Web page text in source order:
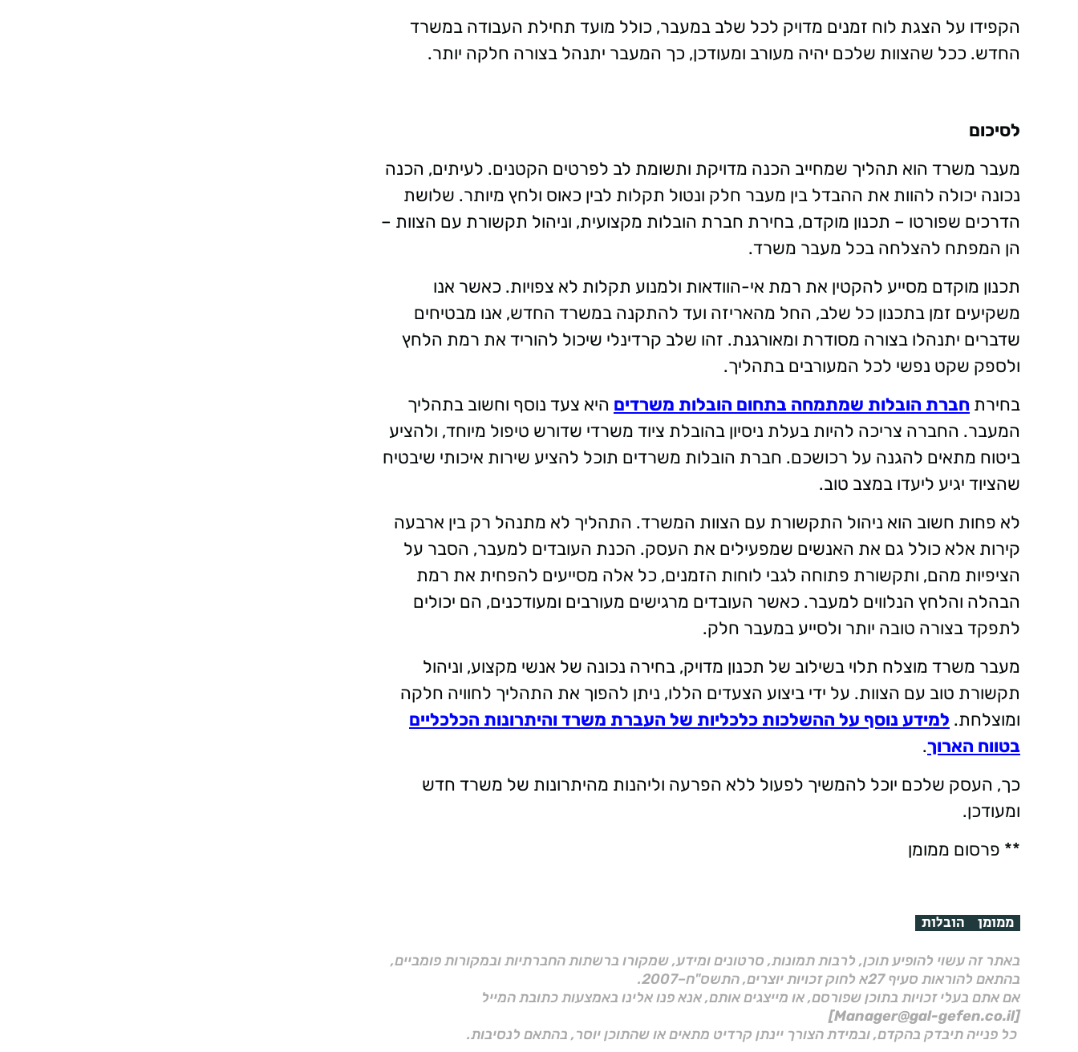
הקפידו על הצגת לוח זמנים מדויק לכל שלב במעבר, כולל מועד תחילת העבודה במשרד
החדש. ככל שהצוות שלכם יהיה מעורב ומעודכן, כך המעבר יתנהל בצורה חלקה יותר.
לסיכום
מעבר משרד הוא תהליך שמחייב הכנה מדויקת ותשומת לב לפרטים הקטנים. לעיתים, הכנה
נכונה יכולה להוות את ההבדל בין מעבר חלק ונטול תקלות לבין כאוס ולחץ מיותר. שלושת
הדרכים שפורטו – תכנון מוקדם, בחירת חברת הובלות מקצועית, וניהול תקשורת עם הצוות –
הן המפתח להצלחה בכל מעבר משרד.
תכנון מוקדם מסייע להקטין את רמת אי-הוודאות ולמנוע תקלות לא צפויות. כאשר אנו
משקיעים זמן בתכנון כל שלב, החל מהאריזה ועד להתקנה במשרד החדש, אנו מבטיחים
שדברים יתנהלו בצורה מסודרת ומאורגנת. זהו שלב קרדינלי שיכול להוריד את רמת הלחץ
ולספק שקט נפשי לכל המעורבים בתהליך.
בחירת חברת הובלות שמתמחה בתחום הובלות משרדים היא צעד נוסף וחשוב בתהליך
המעבר. החברה צריכה להיות בעלת ניסיון בהובלת ציוד משרדי שדורש טיפול מיוחד, ולהציע
ביטוח מתאים להגנה על רכושכם. חברת הובלות משרדים תוכל להציע שירות איכותי שיבטיח
שהציוד יגיע ליעדו במצב טוב.
לא פחות חשוב הוא ניהול התקשורת עם הצוות המשרד. התהליך לא מתנהל רק בין ארבעה
קירות אלא כולל גם את האנשים שמפעילים את העסק. הכנת העובדים למעבר, הסבר על
הציפיות מהם, ותקשורת פתוחה לגבי לוחות הזמנים, כל אלה מסייעים להפחית את רמת
הבהלה והלחץ הנלווים למעבר. כאשר העובדים מרגישים מעורבים ומעודכנים, הם יכולים
לתפקד בצורה טובה יותר ולסייע במעבר חלק.
מעבר משרד מוצלח תלוי בשילוב של תכנון מדויק, בחירה נכונה של אנשי מקצוע, וניהול
תקשורת טוב עם הצוות. על ידי ביצוע הצעדים הללו, ניתן להפוך את התהליך לחוויה חלקה
ומוצלחת. למידע נוסף על ההשלכות כלכליות של העברת משרד והיתרונות הכלכליים
בטווח הארוך.
כך, העסק שלכם יוכל להמשיך לפעול ללא הפרעה וליהנות מהיתרונות של משרד חדש
ומעודכן.
** פרסום ממומן
ממומן הובלות
באתר זה עשוי להופיע תוכן, לרבות תמונות, סרטונים ומידע, שמקורו ברשתות החברתיות ובמקורות פומביים,
בהתאם להוראות סעיף 27א לחוק זכויות יוצרים, התשס"ח–2007.
אם אתם בעלי זכויות בתוכן שפורסם, או מייצגים אותם, אנא פנו אלינו באמצעות כתובת המייל
[Manager@gal-gefen.co.il]
כל פנייה תיבדק בהקדם, ובמידת הצורך יינתן קרדיט מתאים או שהתוכן יוסר, בהתאם לנסיבות.